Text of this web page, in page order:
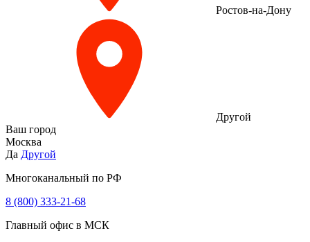
Ростов-на-Дону
Другой
Ваш город
Москва
Да Другой
Многоканальный по РФ
8 (800) 333‑21-68
Главный офис в МСК